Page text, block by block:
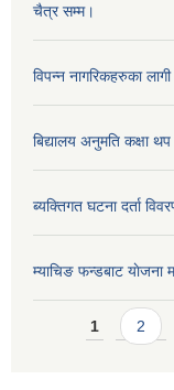
चैत्र सम्म।
विपन्न नागरिकहरुका
बिद्यालय अनुमति कक्षा
ब्यक्तिगत घटना दर्ता
म्याचिङ फन्डबाट याेजना
Pages
1 2